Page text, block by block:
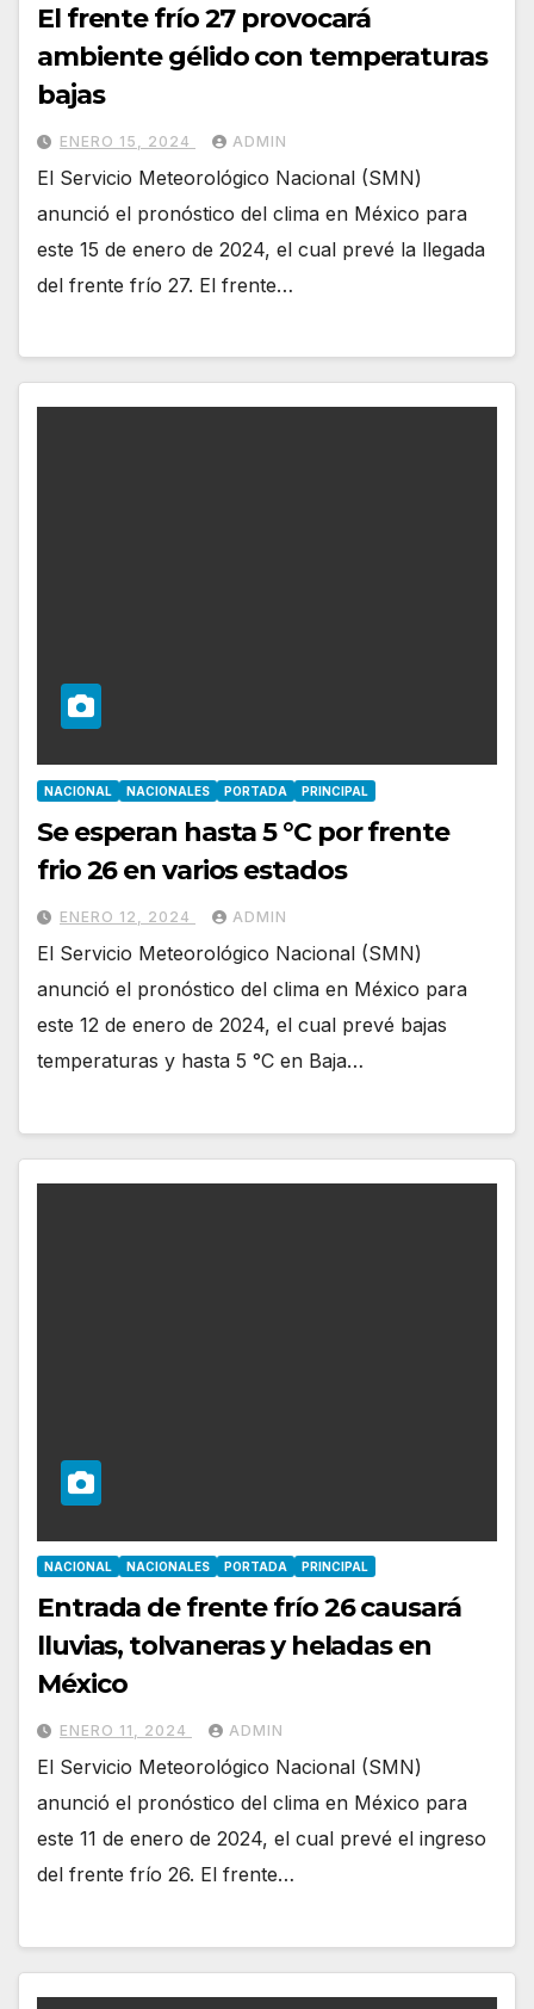
El frente frío 27 provocará
ambiente gélido con temperaturas
bajas
ENERO 15, 2024 ADMIN
El Servicio Meteorológico Nacional (SMN)
anunció el pronóstico del clima en México para
este 15 de enero de 2024, el cual prevé la llegada
del frente frío 27. El frente…
NACIONAL NACIONALES PORTADA PRINCIPAL
Se esperan hasta 5 °C por frente
frio 26 en varios estados
ENERO 12, 2024 ADMIN
El Servicio Meteorológico Nacional (SMN)
anunció el pronóstico del clima en México para
este 12 de enero de 2024, el cual prevé bajas
temperaturas y hasta 5 °C en Baja…
NACIONAL NACIONALES PORTADA PRINCIPAL
Entrada de frente frío 26 causará
lluvias, tolvaneras y heladas en
México
ENERO 11, 2024 ADMIN
El Servicio Meteorológico Nacional (SMN)
anunció el pronóstico del clima en México para
este 11 de enero de 2024, el cual prevé el ingreso
del frente frío 26. El frente…